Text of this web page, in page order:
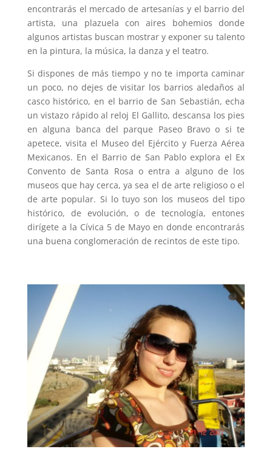
encontrarás el mercado de artesanías y el barrio del
artista, una plazuela con aires bohemios donde
algunos artistas buscan mostrar y exponer su talento
en la pintura, la música, la danza y el teatro.
Si dispones de más tiempo y no te importa caminar
un poco, no dejes de visitar los barrios aledaños al
casco histórico, en el barrio de San Sebastián, echa
un vistazo rápido al reloj El Gallito, descansa los pies
en alguna banca del parque Paseo Bravo o si te
apetece, visita el Museo del Ejército y Fuerza Aérea
Mexicanos. En el Barrio de San Pablo explora el Ex
Convento de Santa Rosa o entra a alguno de los
museos que hay cerca, ya sea el de arte religioso o el
de arte popular. Si lo tuyo son los museos del tipo
histórico, de evolución, o de tecnología, entones
dirígete a la Cívica 5 de Mayo en donde encontrarás
una buena conglomeración de recintos de este tipo.